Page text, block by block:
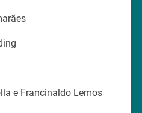
e Francinaldo Lemos